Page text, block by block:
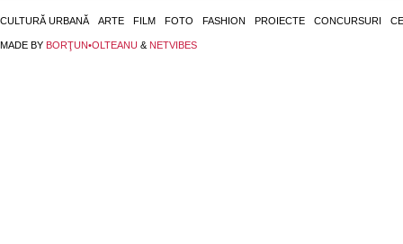
CULTURĂ URBANĂ ARTE FILM FOTO FASHION PROIECTE CONCURSURI
MADE BY BORŢUN•OLTEANU & NETVIBES